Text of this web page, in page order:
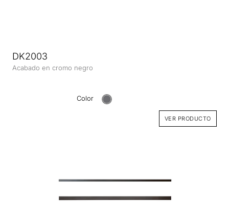
DK2003
Acabado en cromo negro
Color
VER PRODUCTO